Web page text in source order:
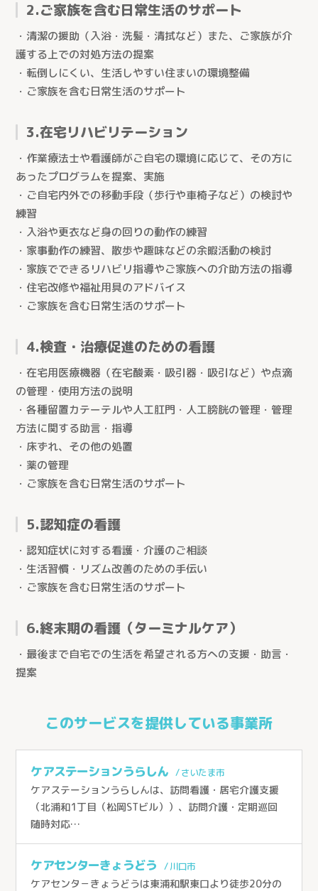
医療生協さいたまの介護
サービス紹介
サービス紹介トップ
看護小規模多機能型居宅介護
事業所を探す
2.ご家族を含む日常生活のサポート
・清潔の援助（入浴・洗髪・清拭など）また、ご家族が介
護する上での対処方法の提案
・転倒しにくい、生活しやすい住まいの環境整備
・ご家族を含む日常生活のサポート
3.在宅リハビリテーション
・作業療法士や看護師がご自宅の環境に応じて、その方に
あったプログラムを提案、実施
・ご自宅内外での移動手段（歩行や車椅子など）の検討や
練習
・入浴や更衣など身の回りの動作の練習
・家事動作の練習、散歩や趣味などの余暇活動の検討
・家族でできるリハビリ指導やご家族への介助方法の指導
・住宅改修や福祉用具のアドバイス
・ご家族を含む日常生活のサポート
4.検査・治療促進のための看護
・在宅用医療機器（在宅酸素・吸引器・吸引など）や点滴
の管理・使用方法の説明
・各種留置カテーテルや人工肛門・人工膀胱の管理・管理
方法に関する助言・指導
・床ずれ、その他の処置
・薬の管理
・ご家族を含む日常生活のサポート
5.認知症の看護
・認知症状に対する看護・介護のご相談
・生活習慣・リズム改善のための手伝い
・ご家族を含む日常生活のサポート
6.終末期の看護（ターミナルケア）
・最後まで自宅での生活を希望される方への支援・助言・
提案
このサービスを提供している事業所
ケアステーションうらしん / さいたま市
ケアステーションうらしんは、訪問看護・居宅介護支援
（北浦和1丁目（松岡STビル））、訪問介護・定期巡回
随時対応…
ケアセンターきょうどう / 川口市
ケアセンタ－きょうどうは東浦和駅東口より徒歩20分の